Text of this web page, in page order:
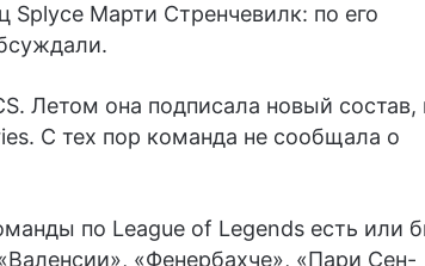
SplyceМарти Стренчевилк: по его
Летом она подписала новый состав,
С тех пор команда не сообщала о
по League of Legends есть или
«Фенербахче», «Пари Сен-